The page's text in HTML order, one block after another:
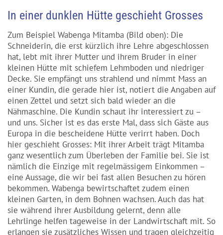
In einer dunklen Hütte geschieht Grosses
Zum Beispiel Wabenga Mitamba (Bild oben): Die
Schneiderin, die erst kürzlich ihre Lehre abgeschlossen
hat, lebt mit ihrer Mutter und ihrem Bruder in einer
kleinen Hütte mit schiefem Lehmboden und niedriger
Decke. Sie empfängt uns strahlend und nimmt Mass an
einer Kundin, die gerade hier ist, notiert die Angaben auf
einen Zettel und setzt sich bald wieder an die
Nähmaschine. Die Kundin schaut ihr interessiert zu –
und uns. Sicher ist es das erste Mal, dass sich Gäste aus
Europa in die bescheidene Hütte verirrt haben. Doch
hier geschieht Grosses: Mit ihrer Arbeit trägt Mitamba
ganz wesentlich zum Überleben der Familie bei. Sie ist
nämlich die Einzige mit regelmässigem Einkommen –
eine Aussage, die wir bei fast allen Besuchen zu hören
bekommen. Wabenga bewirtschaftet zudem einen
kleinen Garten, in dem Bohnen wachsen. Auch das hat
sie während ihrer Ausbildung gelernt, denn alle
Lehrlinge helfen tageweise in der Landwirtschaft mit. So
erlangen sie zusätzliches Wissen und tragen gleichzeitig